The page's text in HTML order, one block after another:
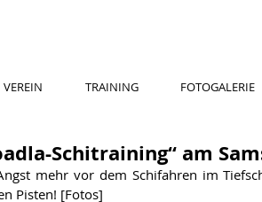
VEREIN TRAINING FOTOGALERIE
Schitraining“ am
mehr vor dem Schifahren im
Pisten! [Fotos]